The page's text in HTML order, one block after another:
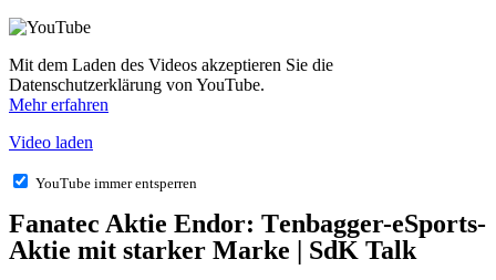
Mit dem Laden des Videos akzeptieren Sie die
Datenschutzerklärung von YouTube.
Mehr erfahren
Video laden
YouTube immer entsperren
Fanatec Aktie Endor: Tenbagger-eSports-
Aktie mit starker Marke | SdK Talk